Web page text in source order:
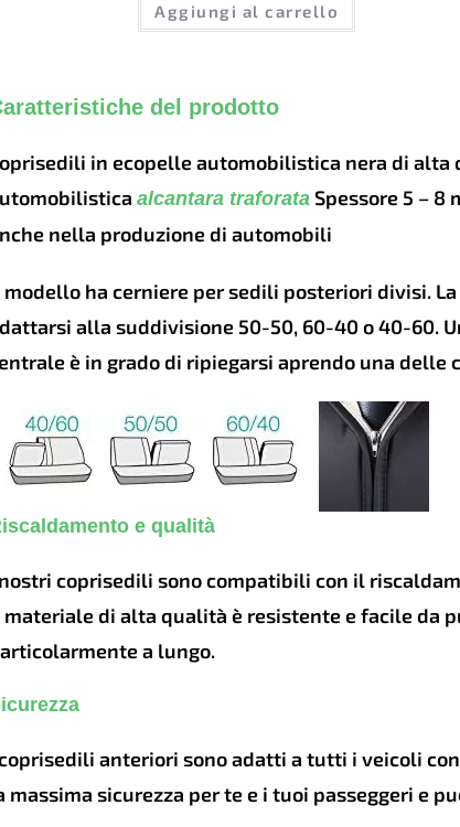
Aggiungi al carrello
del prodotto
in ecopelle automobilistica nera di
alcantara traforataSpessore 5 – 8
nella produzione di automobili
modello ha cerniere per sedili posteriori divisi.
alla suddivisione 50-50, 60-40 o 40-60.
è in grado di ripiegarsi aprendo una delle
e qualità
coprisedili sono compatibili con il
materiale di alta qualità è resistente e facile da
a lungo.
anteriori sono adatti a tutti i veicoli
massima sicurezza per te e i tuoi passeggeri e